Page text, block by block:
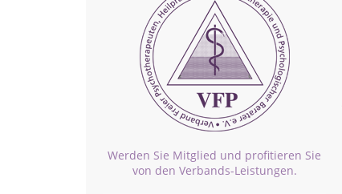
Werden Sie Mitglied und profitieren Sie
von den Verbands-Leistungen.